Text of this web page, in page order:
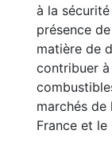
à la
présence
matière de
contribuer
marchés de
France et le